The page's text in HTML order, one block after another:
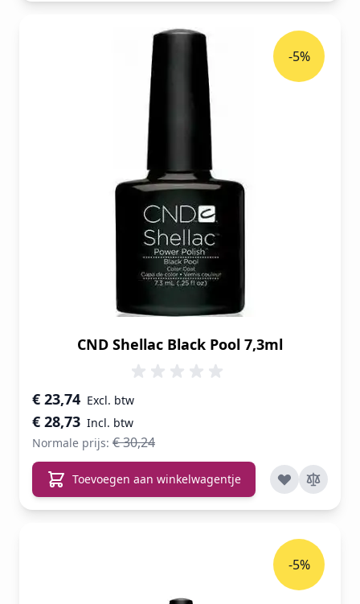
CND Shellac Black Pool 7,3ml
Speciale prijs
€ 28,73
€ 23,74
Normale prijs: € 30,24
-5%
Toevoegen aan winkelwagentje
-5%